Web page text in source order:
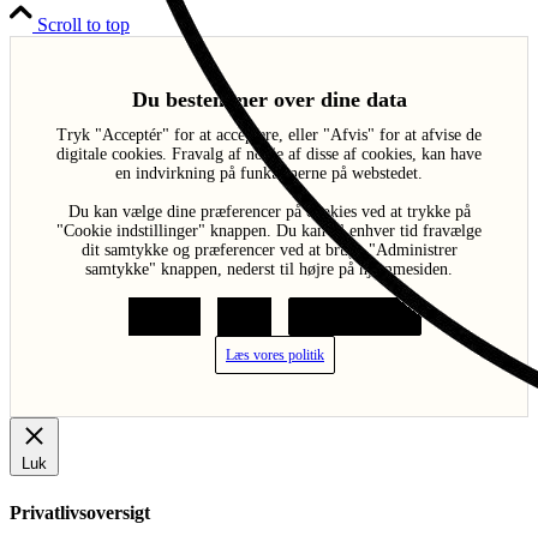
Scroll to top
Du bestemmer over dine data
Tryk "Acceptér" for at acceptere, eller "Afvis" for at afvise de
digitale cookies. Fravalg af nogle af disse af cookies, kan have
en indvirkning på funktionerne på webstedet.
Du kan vælge dine præferencer på cookies ved at trykke på
"Cookie indstillinger" knappen. Du kan til enhver tid fravælge
dit samtykke og præferencer ved at bruge "Administrer
samtykke" knappen, nederst til højre på hjemmesiden.
Læs vores politik
Luk
Privatlivsoversigt